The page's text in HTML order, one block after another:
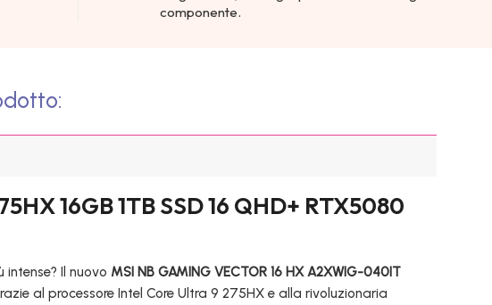
componente.
16GB 1TB SSD 16 QHD+ RTX5080
Il nuovo MSI NB GAMING VECTOR 16 HX A2XWIG-040IT
al processore Intel Core Ultra 9 275HX e alla rivoluzionaria